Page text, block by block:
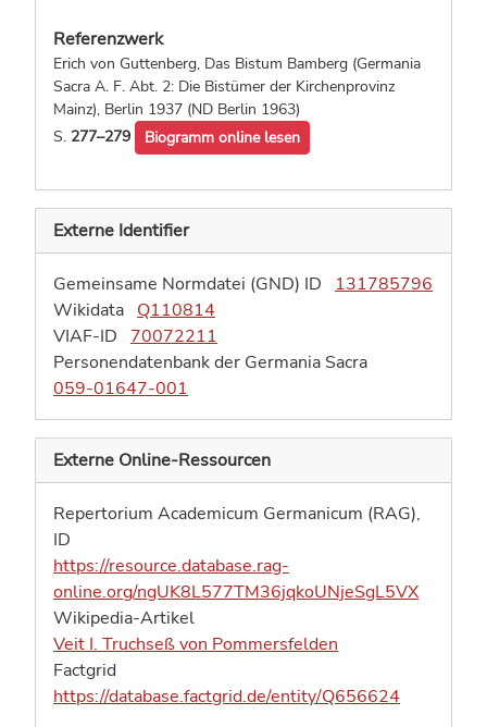
Referenzwerk
Erich von Guttenberg, Das Bistum Bamberg (Germania
Sacra A. F. Abt. 2: Die Bistümer der Kirchenprovinz
Mainz), Berlin 1937 (ND Berlin 1963)
S. 277–279 Biogramm online lesen
Externe Identifier
Gemeinsame Normdatei (GND) ID
131785796
Wikidata Q110814
VIAF-ID
70072211
Personendatenbank der Germania Sacra
059-01647-001
Externe Online-Ressourcen
Repertorium Academicum Germanicum (RAG),
ID
https://resource.database.rag-
online.org/ngUK8L577TM36jqkoUNjeSgL5VX
Wikipedia-Artikel
Veit I. Truchseß von Pommersfelden
Factgrid
https://database.factgrid.de/entity/Q656624